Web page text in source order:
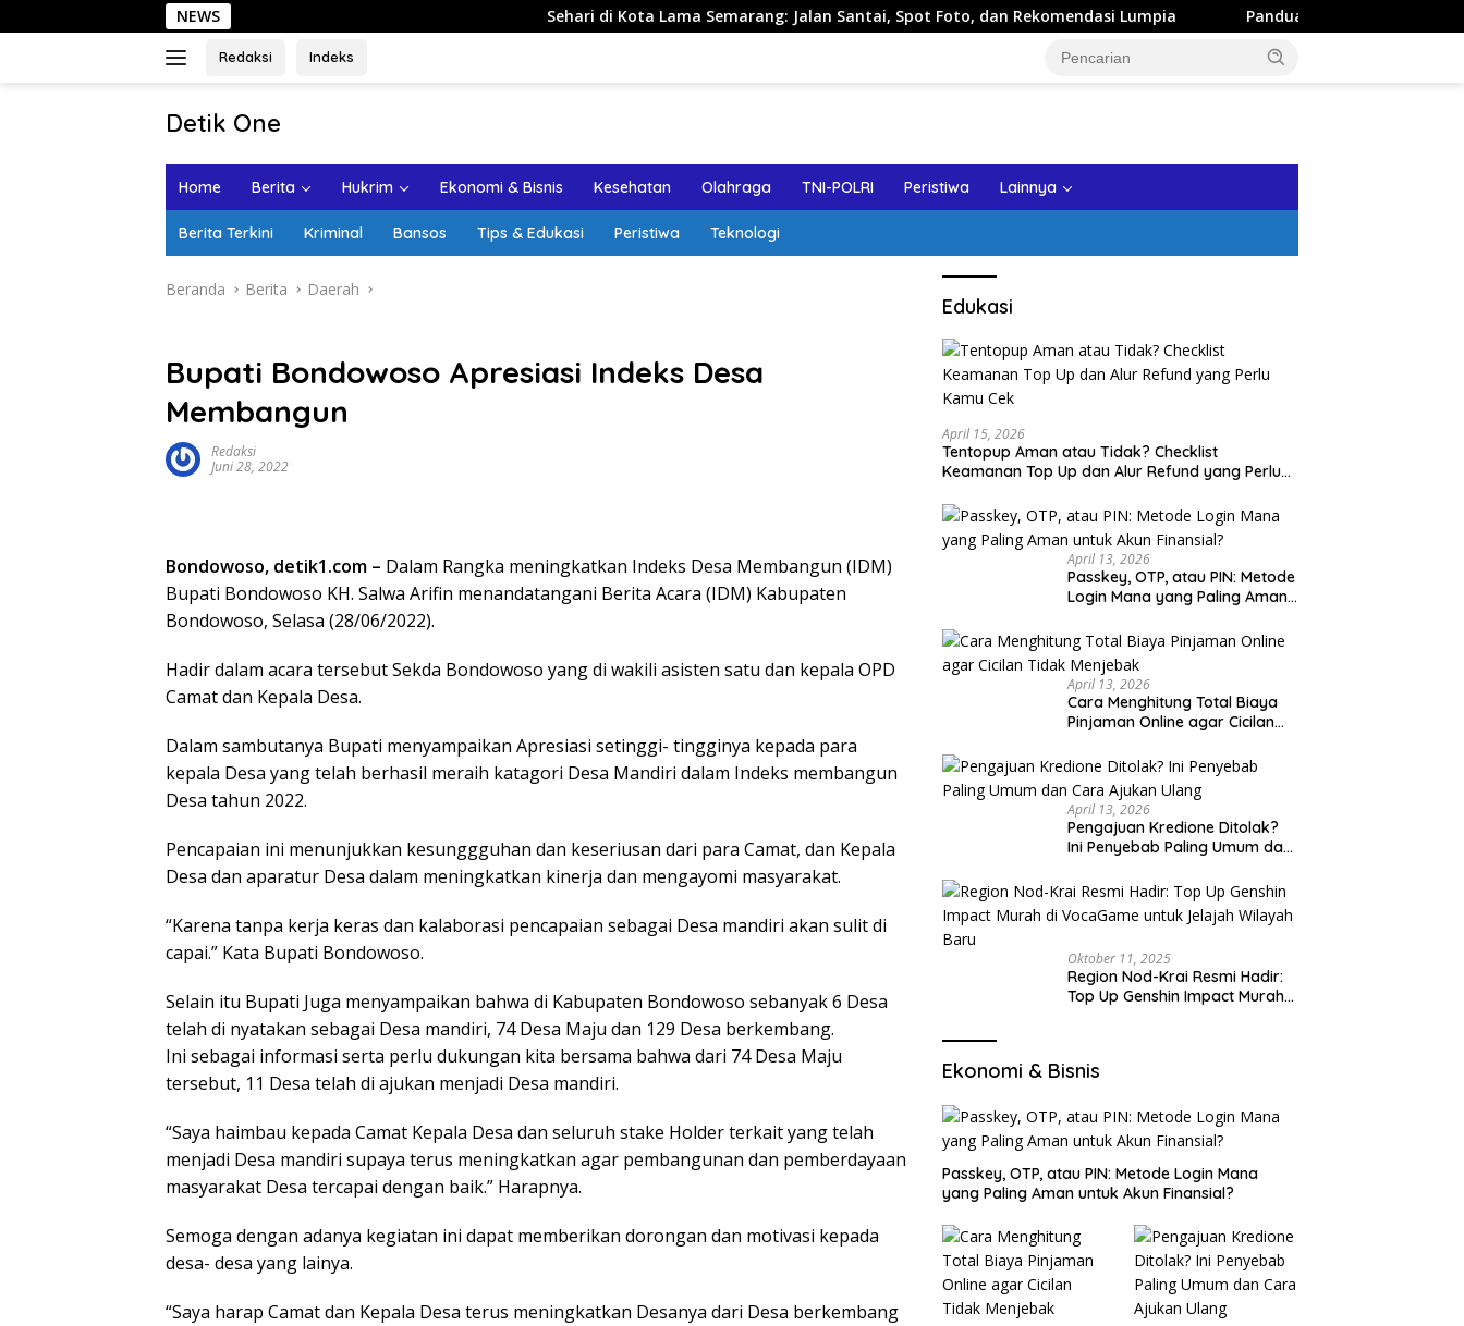
ke
NEWS Sehari di Kota Lama Semarang: Jalan Santai, Spot Foto, dan Rekomendasi Lumpia Panduan Wisata Keluarga ke Kota Batu:
Redaksi Indeks
Detik One
Ungkap
Home Berita Hukrim Ekonomi & Bisnis Kesehatan Olahraga TNI-POLRI Peristiwa Lainnya
Berita Terkini Kriminal Bansos Tips & Edukasi Peristiwa Teknologi
Beranda Berita Daerah
Bupati Bondowoso Apresiasi Indeks Desa
Membangun
Redaksi
Juni 28, 2022
Bondowoso, detik1.com – Dalam Rangka meningkatkan Indeks Desa Membangun (IDM)
Bupati Bondowoso KH. Salwa Arifin menandatangani Berita Acara (IDM) Kabupaten
Bondowoso, Selasa (28/06/2022).
Hadir dalam acara tersebut Sekda Bondowoso yang di wakili asisten satu dan kepala OPD
Camat dan Kepala Desa.
Dalam sambutanya Bupati menyampaikan Apresiasi setinggi- tingginya kepada para
kepala Desa yang telah berhasil meraih katagori Desa Mandiri dalam Indeks membangun
Desa tahun 2022.
Pencapaian ini menunjukkan kesunggguhan dan keseriusan dari para Camat, dan Kepala
Desa dan aparatur Desa dalam meningkatkan kinerja dan mengayomi masyarakat.
“Karena tanpa kerja keras dan kalaborasi pencapaian sebagai Desa mandiri akan sulit di
capai.” Kata Bupati Bondowoso.
Selain itu Bupati Juga menyampaikan bahwa di Kabupaten Bondowoso sebanyak 6 Desa
telah di nyatakan sebagai Desa mandiri, 74 Desa Maju dan 129 Desa berkembang.
Ini sebagai informasi serta perlu dukungan kita bersama bahwa dari 74 Desa Maju
tersebut, 11 Desa telah di ajukan menjadi Desa mandiri.
“Saya haimbau kepada Camat Kepala Desa dan seluruh stake Holder terkait yang telah
menjadi Desa mandiri supaya terus meningkatkan agar pembangunan dan pemberdayaan
masyarakat Desa tercapai dengan baik.” Harapnya.
Semoga dengan adanya kegiatan ini dapat memberikan dorongan dan motivasi kepada
desa- desa yang lainya.
“Saya harap Camat dan Kepala Desa terus meningkatkan Desanya dari Desa berkembang
Edukasi
April 15, 2026
Tentopup Aman atau Tidak? Checklist
Keamanan Top Up dan Alur Refund yang Perlu
April 13, 2026
Passkey, OTP, atau PIN: Metode
Login Mana yang Paling Aman
April 13, 2026
Cara Menghitung Total Biaya
Pinjaman Online agar Cicilan
April 13, 2026
Pengajuan Kredione Ditolak?
Ini Penyebab Paling Umum dan
Oktober 11, 2025
Region Nod-Krai Resmi Hadir:
Top Up Genshin Impact Murah
Ekonomi & Bisnis
Passkey, OTP, atau PIN: Metode Login Mana
yang Paling Aman untuk Akun Finansial?